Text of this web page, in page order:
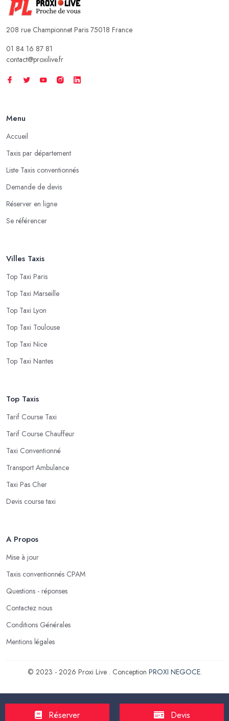
208 rue Championnet Paris 75018 France
01 84 16 87 81
contact@proxilive.fr
Menu
Accueil
Taxis par département
Liste Taxis conventionnés
Demande de devis
Réserver en ligne
Se référencer
Villes Taxis
Top Taxi Paris
Top Taxi Marseille
Top Taxi Lyon
Top Taxi Toulouse
Top Taxi Nice
Top Taxi Nantes
Top Taxis
Tarif Course Taxi
Tarif Course Chauffeur
Taxi Conventionné
Transport Ambulance
Taxi Pas Cher
Devis course taxi
A Propos
Mise à jour
Taxis conventionnés CPAM
Questions - réponses
Contactez nous
Conditions Générales
Mentions légales
© 2023 - 2026 Proxi Live . Conception PROXI NEGOCE.
Réserver Devis